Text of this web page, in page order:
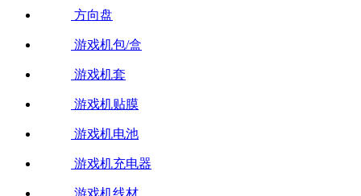
方向盘
游戏机包/盒
游戏机套
游戏机贴膜
游戏机电池
游戏机充电器